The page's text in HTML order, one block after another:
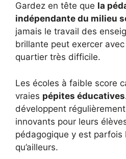
Gardez en tête que la
indépendante du milieu
jamais le travail des
brillante peut exercer
quartier très difficile.
Les écoles à faible score
vraies pépites éducatives
développent
innovants pour leurs
pédagogique y est parfois
qu’ailleurs.